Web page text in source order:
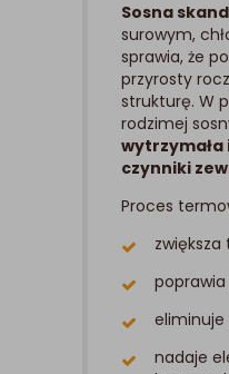
Sosna
surowym,
sprawia, że
przyrosty
strukturę. W
rodzimej
wytrzymała
czynniki
Proces
zwiększa
eliminuje
nadaje